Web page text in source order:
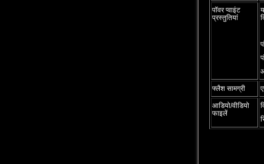
पॉवर प्‍वाइंट
प्रस्‍तुतियां
फ्लैश सामग्री
आडियो/वीडियो
फाइलें